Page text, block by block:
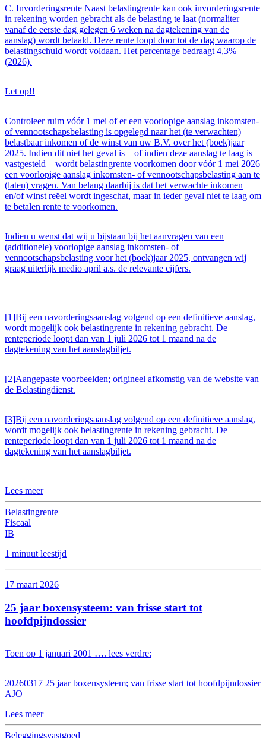
C. Invorderingsrente Naast belastingrente kan ook invorderingsrente
in rekening worden gebracht als de belasting te laat (normaliter
vanaf de eerste dag gelegen 6 weken na dagtekening van de
aanslag) wordt betaald. Deze rente loopt door tot de dag waarop de
belastingschuld wordt voldaan. Het percentage bedraagt 4,3%
(2026).
Let op!!
Controleer ruim vóór 1 mei of er een voorlopige aanslag inkomsten-
of vennootschapsbelasting is opgelegd naar het (te verwachten)
belastbaar inkomen of de winst van uw B.V. over het (boek)jaar
2025. Indien dit niet het geval is – of indien deze aanslag te laag is
vastgesteld – wordt belastingrente voorkomen door vóór 1 mei 2026
een voorlopige aanslag inkomsten- of vennootschapsbelasting aan te
(laten) vragen. Van belang daarbij is dat het verwachte inkomen
en/of winst reëel wordt ingeschat, maar in ieder geval niet te laag om
te betalen rente te voorkomen.
Indien u wenst dat wij u bijstaan bij het aanvragen van een
(additionele) voorlopige aanslag inkomsten- of
vennootschapsbelasting voor het (boek)jaar 2025, ontvangen wij
graag uiterlijk medio april a.s. de relevante cijfers.
[1]Bij een navorderingsaanslag volgend op een definitieve aanslag,
wordt mogelijk ook belastingrente in rekening gebracht. De
renteperiode loopt dan van 1 juli 2026 tot 1 maand na de
dagtekening van het aanslagbiljet.
[2]Aangepaste voorbeelden; origineel afkomstig van de website van
de Belastingdienst.
[3]Bij een navorderingsaanslag volgend op een definitieve aanslag,
wordt mogelijk ook belastingrente in rekening gebracht. De
renteperiode loopt dan van 1 juli 2026 tot 1 maand na de
dagtekening van het aanslagbiljet.
Lees meer
Belastingrente
Fiscaal
IB
1 minuut leestijd
17 maart 2026
25 jaar boxensysteem: van frisse start tot
hoofdpijndossier
Toen op 1 januari 2001 …. lees verdre:
20260317 25 jaar boxensysteem; van frisse start tot hoofdpijndossier
AJO
Lees meer
Beleggingsvastgoed